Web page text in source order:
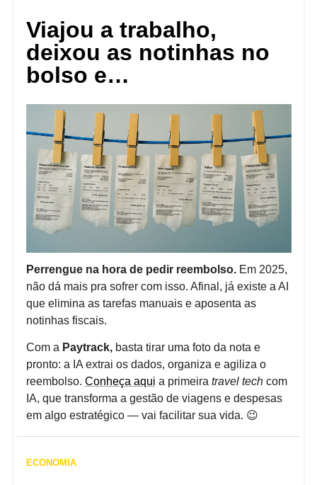
Viajou a trabalho,
deixou as notinhas no
bolso e…
Perrengue na hora de pedir reembolso.Em 2025,
não dá mais pra sofrer com isso. Afinal, já existe a AI
que elimina as tarefas manuais e aposenta as
notinhas fiscais.
Com a Paytrack,basta tirar uma foto da nota e
pronto: a IA extrai os dados, organiza e agiliza o
reembolso. Conheça aqui a primeira travel techcom
IA, que transforma a gestão de viagens e despesas
em algo estratégico — vai facilitar sua vida. 😉
ECONOMIA